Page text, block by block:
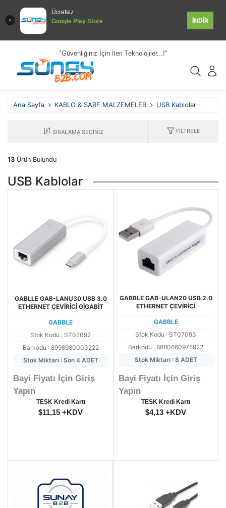
Ücretsiz
Google Play Store
İNDİR
"Güvenliğiniz İçin İleri Teknolojiler...!"
Ana Sayfa KABLO & SARF MALZEMELER USB Kablolar
FILTRELE
13 Ürün Bulundu
USB Kablolar
GABLLE GAB-LANU30 USB 3.0
ETHERNET ÇEVİRİCİ GİGABİT
GABBLE
Stok Kodu : ST07092
Barkodu : 8998980003222
Stok Miktarı : Son 4 ADET
Bayi Fiyatı İçin Giriş
Yapın
TESK Kredi Kartı
$11,15 +KDV
GABBLE GAB-ULAN20 USB 2.0
ETHERNET ÇEVİRİCİ
GABBLE
Stok Kodu : ST07093
Barkodu : 8880660975922
Stok Miktarı : 8 ADET
Bayi Fiyatı İçin Giriş
Yapın
TESK Kredi Kartı
$4,13 +KDV